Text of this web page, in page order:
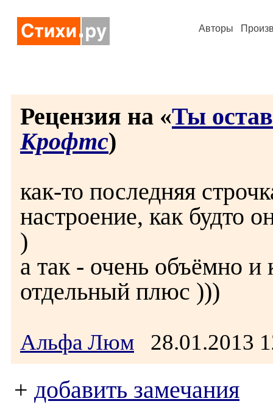
Авторы
Рецензия на «Ты
Крофтс)
как-то последняя
настроение, как будто
)
а так - очень объёмно и
отдельный плюс )))
Альфа Люм 28.01.2013
+ добавить замечания